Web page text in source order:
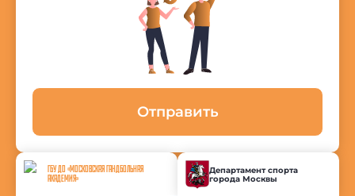
Отправить
ГБУ ДО «МОСКОВСКАЯ ГАНДБОЛЬНАЯ
АКАДЕМИЯ»
Департамент спорта
города Москвы